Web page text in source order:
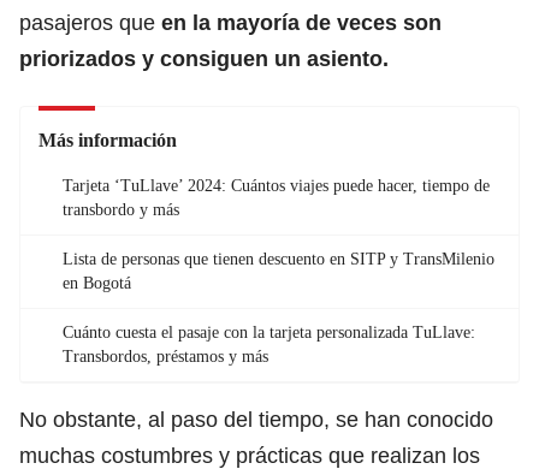
pasajeros que en la mayoría de veces son
priorizados y consiguen un asiento.
Más información
Tarjeta ‘TuLlave’ 2024: Cuántos viajes puede hacer, tiempo de
transbordo y más
Lista de personas que tienen descuento en SITP y TransMilenio
en Bogotá
Cuánto cuesta el pasaje con la tarjeta personalizada TuLlave:
Transbordos, préstamos y más
No obstante, al paso del tiempo, se han conocido
muchas costumbres y prácticas que realizan los